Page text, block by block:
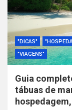
"DICAS"
"VIAGENS"
Guia
tábuas de